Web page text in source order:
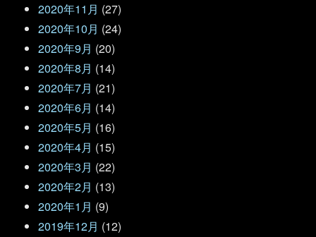
2020年11月 (27)
2020年10月 (24)
2020年9月 (20)
2020年8月 (14)
2020年7月 (21)
2020年6月 (14)
2020年5月 (16)
2020年4月 (15)
2020年3月 (22)
2020年2月 (13)
2020年1月 (9)
2019年12月 (12)